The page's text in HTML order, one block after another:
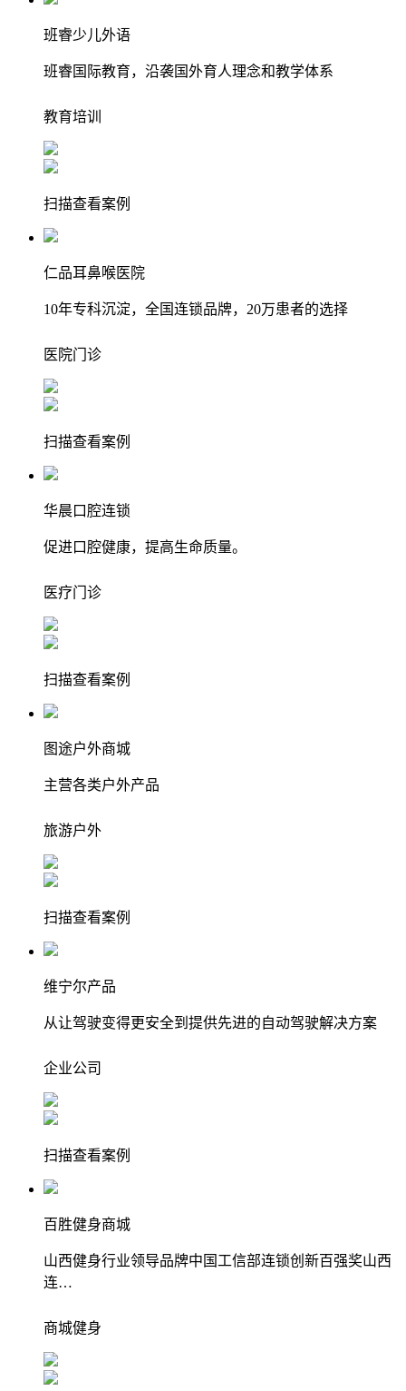
班睿少儿外语
班睿国际教育，沿袭国外育人理念和教学体系
教育培训
扫描查看案例
仁品耳鼻喉医院
10年专科沉淀，全国连锁品牌，20万患者的选择
医院门诊
扫描查看案例
华晨口腔连锁
促进口腔健康，提高生命质量。
医疗门诊
扫描查看案例
图途户外商城
主营各类户外产品
旅游户外
扫描查看案例
维宁尔产品
从让驾驶变得更安全到提供先进的自动驾驶解决方案
企业公司
扫描查看案例
百胜健身商城
山西健身行业领导品牌中国工信部连锁创新百强奖山西
连…
商城健身